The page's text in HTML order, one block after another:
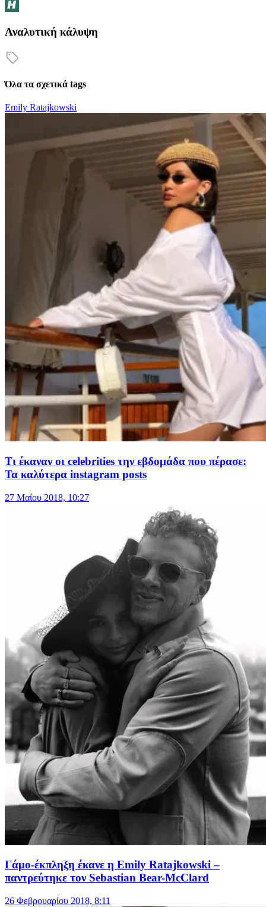
Αναλυτική κάλυψη
Όλα τα σχετικά tags
Emily Ratajkowski
Τι έκαναν οι celebrities την εβδομάδα που πέρασε:
Τα καλύτερα instagram posts
27 Μαΐου 2018, 10:27
Γάμο-έκπληξη έκανε η Emily Ratajkowski –
παντρεύτηκε τον Sebastian Bear-McClard
26 Φεβρουαρίου 2018, 8:11